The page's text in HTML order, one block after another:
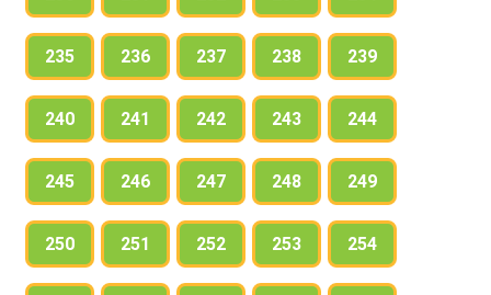
235 236 237 238 239
240 241 242 243 244
245 246 247 248 249
250 251 252 253 254